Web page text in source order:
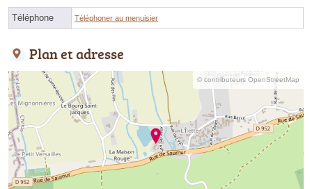
Téléphone Téléphoner au menuisier
Plan et adresse
© contributeurs OpenStreetMap